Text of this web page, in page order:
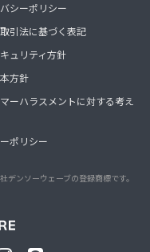
シーポリシー
引法に基づく表記
ュリティ方針
方針
ーハラスメントに対する考え
ポリシー
デンソーウェーブの登録商標です。